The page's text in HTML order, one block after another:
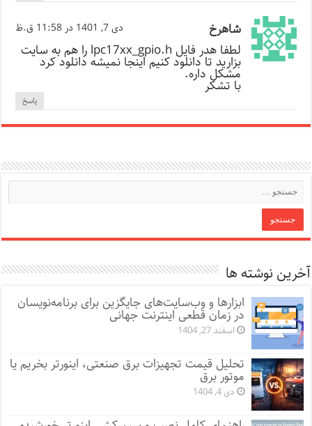
شاهرخ دی 7, 1401 در 11:58 ق.ظ
لطفا هدر فایل lpc17xx_gpio.h را هم به سایت
بزارید تا دانلود کنیم اینجا نمیشه دانلود کرد
مشکل داره.
با تشکر
پاسخ
آخرین نوشته ها
ابزارها و وب‌سایت‌های جایگزین برای برنامه‌نویسان
در زمان قطعی اینترنت جهانی
اسفند 27, 1404
تحلیل قیمت تجهیزات برق صنعتی، اینورتر بخریم یا
موتور برق
دی 4, 1404